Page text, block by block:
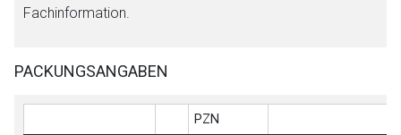
Fachinformation.
PACKUNGSANGABEN
PZN